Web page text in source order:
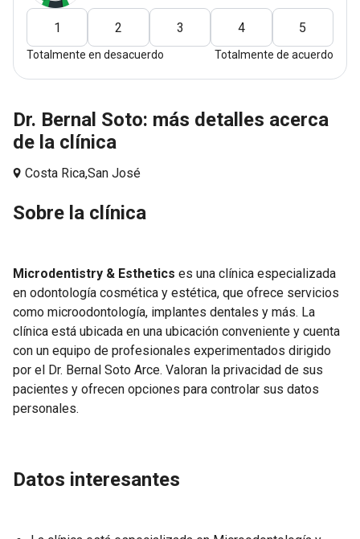
1 2 3 4 5
Totalmente en desacuerdo Totalmente de acuerdo
Dr. Bernal Soto: más detalles acerca
de la clínica
Costa Rica,San José
Sobre la clínica
Microdentistry & Esthetics es una clínica especializada
en odontología cosmética y estética, que ofrece servicios
como microodontología, implantes dentales y más. La
clínica está ubicada en una ubicación conveniente y cuenta
con un equipo de profesionales experimentados dirigido
por el Dr. Bernal Soto Arce. Valoran la privacidad de sus
pacientes y ofrecen opciones para controlar sus datos
personales.
Datos interesantes